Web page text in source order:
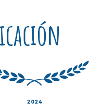
2024